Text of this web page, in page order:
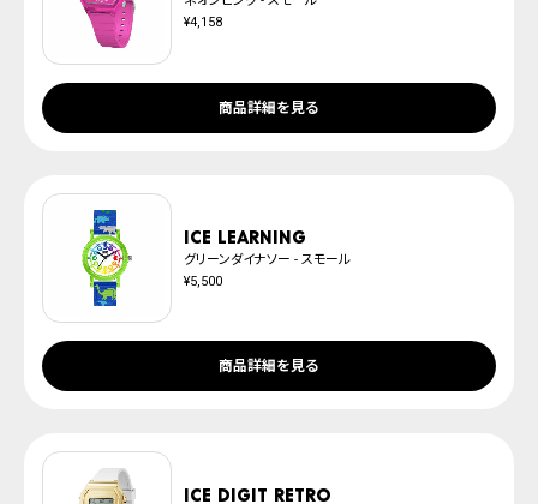
¥4,158
商品詳細を見る
ICE learning
グリーンダイナソー - スモール
¥5,500
商品詳細を見る
ICE digit retro